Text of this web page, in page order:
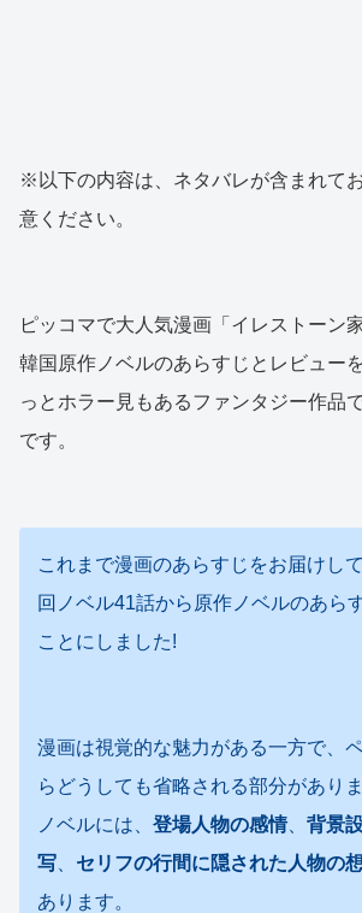
※以下の内容は、ネタバレが含まれて
意ください。
ピッコマで大人気漫画「イレストーン
韓国原作ノベルのあらすじとレビュー
っとホラー見もあるファンタジー作品
です。
これまで漫画のあらすじをお届けし
回ノベル41話から原作ノベルのあら
ことにしました!
漫画は視覚的な魅力がある一方で、
らどうしても省略される部分があり
ノベルには、 登場人物の感情、 背景
写
セリフの行間に隠された人物の
あります。